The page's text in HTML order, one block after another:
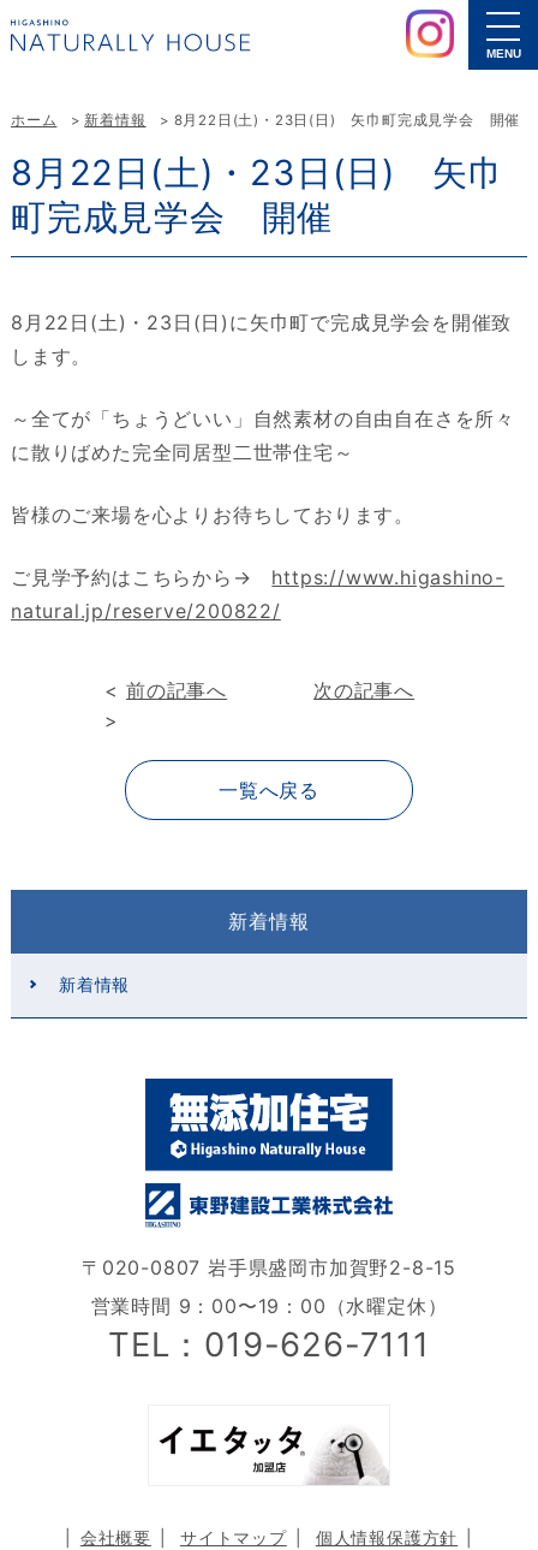
MENU
ホーム 新着情報 8月22日(土)・23日(日) 矢巾町完成見学会 開催
8月22日(土)・23日(日) 矢巾
町完成見学会 開催
8月22日(土)・23日(日)に矢巾町で完成見学会を開催致
します。
～全てが「ちょうどいい」自然素材の自由自在さを所々
に散りばめた完全同居型二世帯住宅～
皆様のご来場を心よりお待ちしております。
ご見学予約はこちらから→ https://www.higashino-
natural.jp/reserve/200822/
<前の記事へ
次の記事へ
>
一覧へ戻る
新着情報
新着情報
〒020-0807 岩手県盛岡市加賀野2-8-15
営業時間 9：00〜19：00（水曜定休）
TEL：019-626-7111
会社概要 サイトマップ
個人情報保護方針